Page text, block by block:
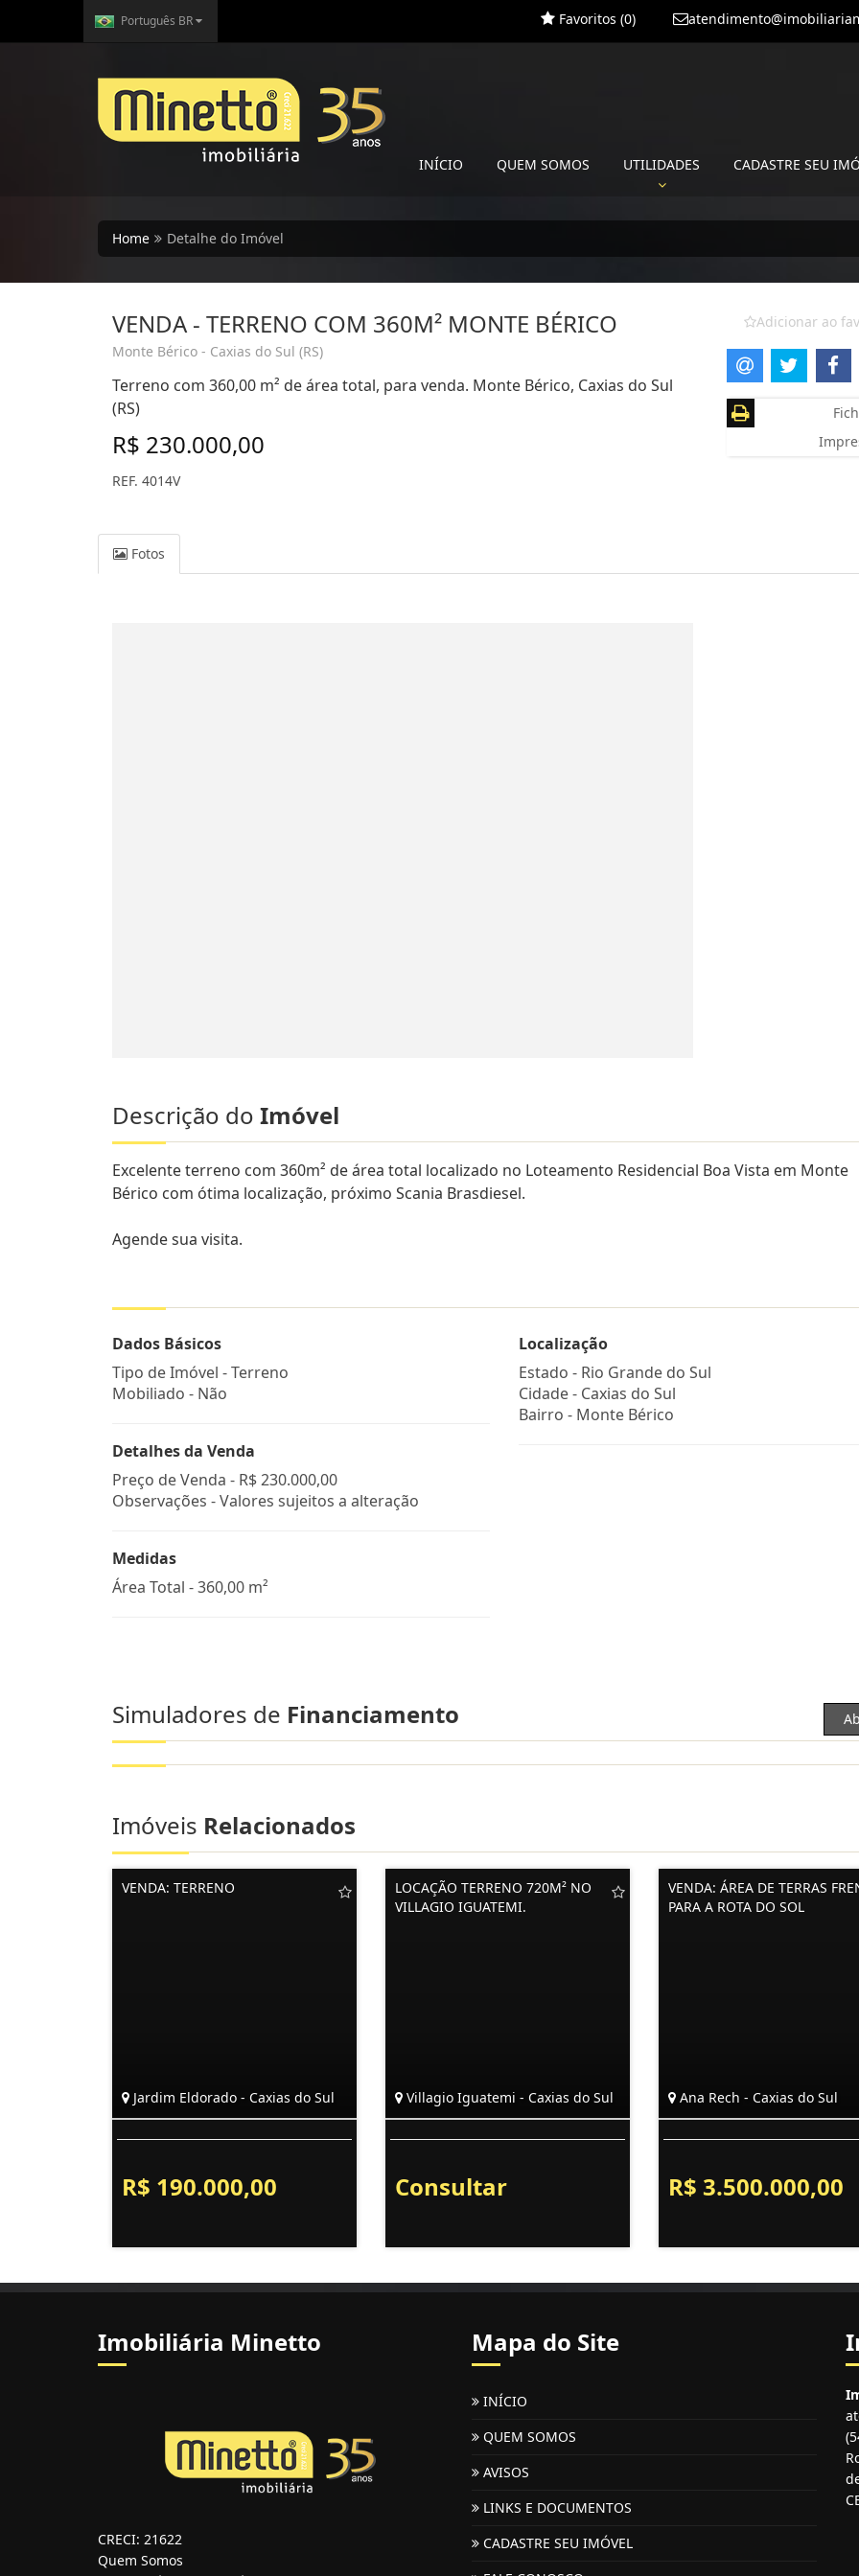
Português BR Favoritos (0)
INÍCIO QUEM SOMOS UTILIDADES CADASTRE SEU
Home Detalhe do Imóvel
VENDA - TERRENO COM 360M² MONTE BÉRICO
Monte Bérico - Caxias do Sul (RS)
Terreno com 360,00 m² de área total, para venda. Monte Bérico, Caxias do Sul
(RS)
R$ 230.000,00
REF. 4014V
Adicionar ao
Fotos
Descrição do Imóvel
Excelente terreno com 360m² de área total localizado no Loteamento Residencial Boa Vista em Monte
Bérico com ótima localização, próximo Scania Brasdiesel.
Agende sua visita.
Dados Básicos
Tipo de Imóvel - Terreno
Mobiliado - Não
Detalhes da Venda
Preço de Venda - R$ 230.000,00
Observações - Valores sujeitos a alteração
Medidas
Área Total - 360,00 m²
Localização
Estado - Rio Grande do Sul
Cidade - Caxias do Sul
Bairro - Monte Bérico
Simuladores de Financiamento
Imóveis Relacionados
VENDA: TERRENO
Jardim Eldorado - Caxias do Sul
R$ 190.000,00
LOCAÇÃO TERRENO 720M² NO
VILLAGIO IGUATEMI.
Villagio Iguatemi - Caxias do Sul
Consultar
VENDA: ÁREA DE TERRAS
PARA A ROTA DO SOL
Ana Rech - Caxias do Sul
R$ 3.500.000,00
Imobiliária Minetto
CRECI: 21622
Quem Somos
Mapa do Site
INÍCIO
QUEM SOMOS
AVISOS
LINKS E DOCUMENTOS
CADASTRE SEU IMÓVEL